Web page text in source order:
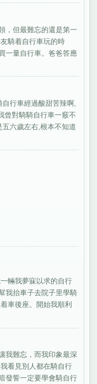
，但最難忘的還是第一
騎着自行車玩的時
一量自行車。爸爸答應
行車經過酸甜苦辣啊,
曾對騎騎自行車一竅不
六歲左右,根本不知道
輛我夢寐以求的自行
我抬車子去院子里學騎
車後座。開始我順利
我難忘，而我印象最深
看見別人都在騎自行
發誓一定要學會騎自行